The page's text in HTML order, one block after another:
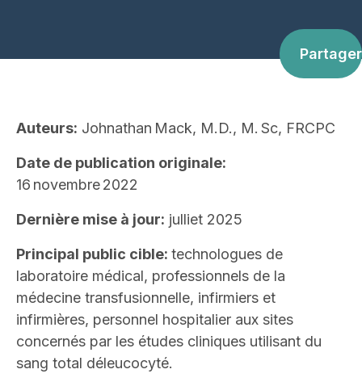
Partager
Auteurs: Johnathan Mack, M.D., M. Sc, FRCPC
Date de publication originale:
16 novembre 2022
Dernière mise à jour: julliet 2025
Principal public cible: technologues de
laboratoire médical, professionnels de la
médecine transfusionnelle, infirmiers et
infirmières, personnel hospitalier aux sites
concernés par les études cliniques utilisant du
sang total déleucocyté.